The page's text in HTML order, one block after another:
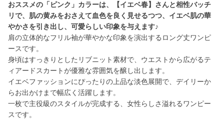
おススメの「ピンク」カラーは、【イエベ春】さんと相性バッチ
リで、肌の黄みをおさえて血色を良く見せるつつ、イエベ肌の華
やかさを引き出し、可愛らしい印象を与えます♪
肩の立体的なフリル袖が華やかな印象を演出するロング丈ワンピ
ースです。
身頃はすっきりとしたリブニット素材で、ウエストから広がるテ
ィアードスカートが優雅な雰囲気を醸し出します。
イエベファッションにぴったりの上品な淡色展開で、デイリーか
らお出かけまで幅広く活躍します。
一枚で主役級のスタイルが完成する、女性らしさ溢れるワンピー
スです。